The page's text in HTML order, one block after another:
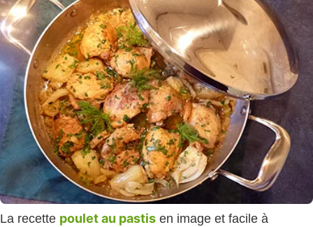
La recette poulet au pastis en image et facile à